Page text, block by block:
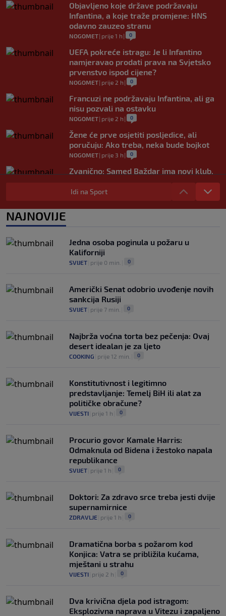
Objavljeno koje države podržavaju
Infantina, a koje traže promjene: HNS
odavno zauzeo stranu
NOGOMET| prije 1 h | 0
UEFA pokreće istragu: Je li Infantino
namjeravao prodati prava na Svjetsko
prvenstvo ispod cijene?
NOGOMET| prije 2 h | 0
Francuzi ne podržavaju Infantina, ali ga
nisu pozvali na ostavku
NOGOMET| prije 2 h | 0
Žene će prve osjetiti posljedice, ali
poručuju: Ako treba, neka bude bojkot
NOGOMET| prije 3 h | 0
Zvanično: Samed Baždar ima novi klub,
zadužio broj sa velikom "težinom"
NOGOMET|prije 5 h
Prije nekoliko godina zaludjela je
Idi na Sport
NAJNOVIJE
Jedna osoba poginula u požaru u
Kaliforniji
SVIJET prije 0 min. 0
Američki Senat odobrio uvođenje novih
sankcija Rusiji
SVIJET prije 7 min. 0
Najbrža voćna torta bez pečenja: Ovaj
desert idealan je za ljeto
COOKING prije 12 min. 0
Konstitutivnost i legitimno
predstavljanje: Temelj BiH ili alat za
političke obračune?
VIJESTI prije 1 h 0
Procurio govor Kamale Harris:
Odmaknula od Bidena i žestoko napala
republikance
SVIJET prije 1 h 0
Doktori: Za zdravo srce treba jesti dvije
supernamirnice
ZDRAVLJE prije 1 h 0
Dramatična borba s požarom kod
Konjica: Vatra se približila kućama,
mještani u strahu
VIJESTI prije 2 h 0
Dva krivična djela pod istragom:
Eksplozivna naprava u Vitezu i zapaljeno